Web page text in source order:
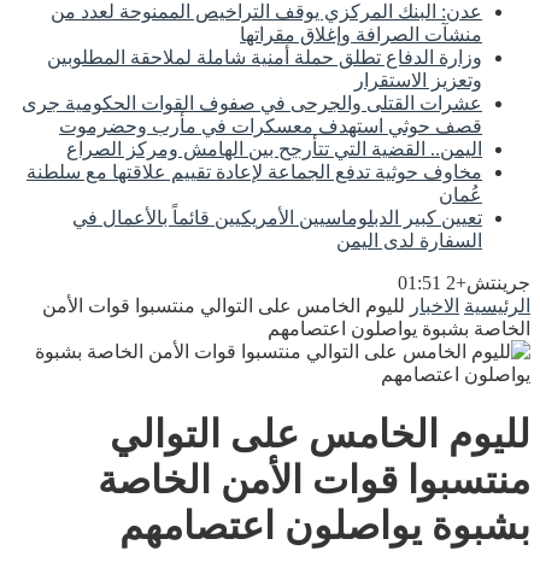
عدن: البنك المركزي يوقف التراخيص الممنوحة لعدد من
منشآت الصرافة وإغلاق مقراتها
وزارة الدفاع تطلق حملة أمنية شاملة لملاحقة المطلوبين
وتعزيز الاستقرار
عشرات القتلى والجرحى في صفوف القوات الحكومية جرى
قصف حوثي استهدف معسكرات في مأرب وحضرموت
اليمن.. القضية التي تتأرجح بين الهامش ومركز الصراع
مخاوف حوثية تدفع الجماعة لإعادة تقييم علاقتها مع سلطنة
عُمان
تعيين كبير الدبلوماسيين الأمريكيين قائماً بالأعمال في
السفارة لدى اليمن
جرينتش+2 01:51
الرئيسية الاخبار لليوم الخامس على التوالي منتسبوا قوات الأمن
الخاصة بشبوة يواصلون اعتصامهم
لليوم الخامس على التوالي
منتسبوا قوات الأمن الخاصة
بشبوة يواصلون اعتصامهم